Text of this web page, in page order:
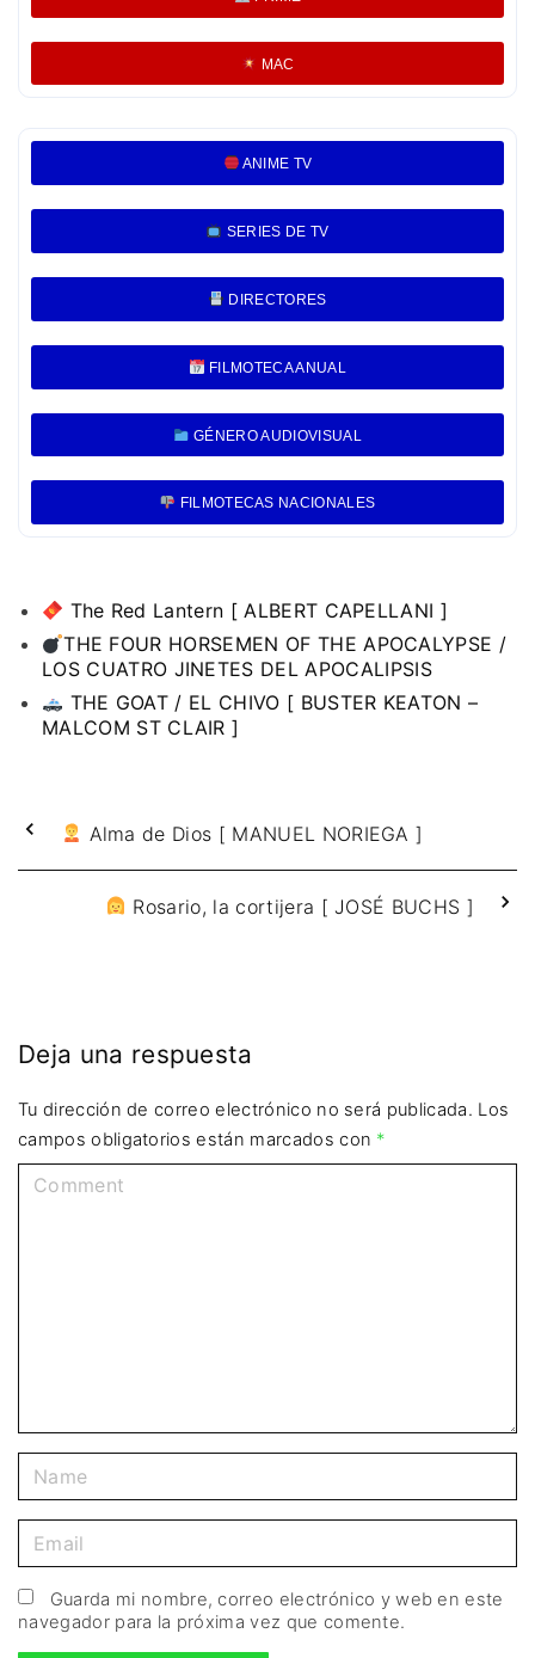
MAC
ANIME TV
SERIES DE TV
DIRECTORES
FILMOTECA ANUAL
GÉNERO AUDIOVISUAL
FILMOTECAS NACIONALES
The Red Lantern [ ALBERT CAPELLANI ]
THE FOUR HORSEMEN OF THE APOCALYPSE /
LOS CUATRO JINETES DEL APOCALIPSIS
THE GOAT / EL CHIVO [ BUSTER KEATON –
MALCOM ST CLAIR ]
Alma de Dios [ MANUEL NORIEGA ]
Rosario, la cortijera [ JOSÉ BUCHS ]
Deja una respuesta
Tu dirección de correo electrónico no será publicada. Los
campos obligatorios están marcados con *
Guarda mi nombre, correo electrónico y web en este
navegador para la próxima vez que comente.